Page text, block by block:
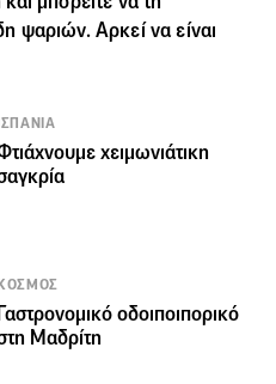
ψαριών. Αρκεί να είναι
χειμωνιάτικη
οδοιποιπορικό
Μαδρίτη